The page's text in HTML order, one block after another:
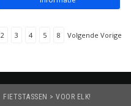
2 3 4 5 8 Volgende Vorige
FIETSTASSEN > VOOR ELK!